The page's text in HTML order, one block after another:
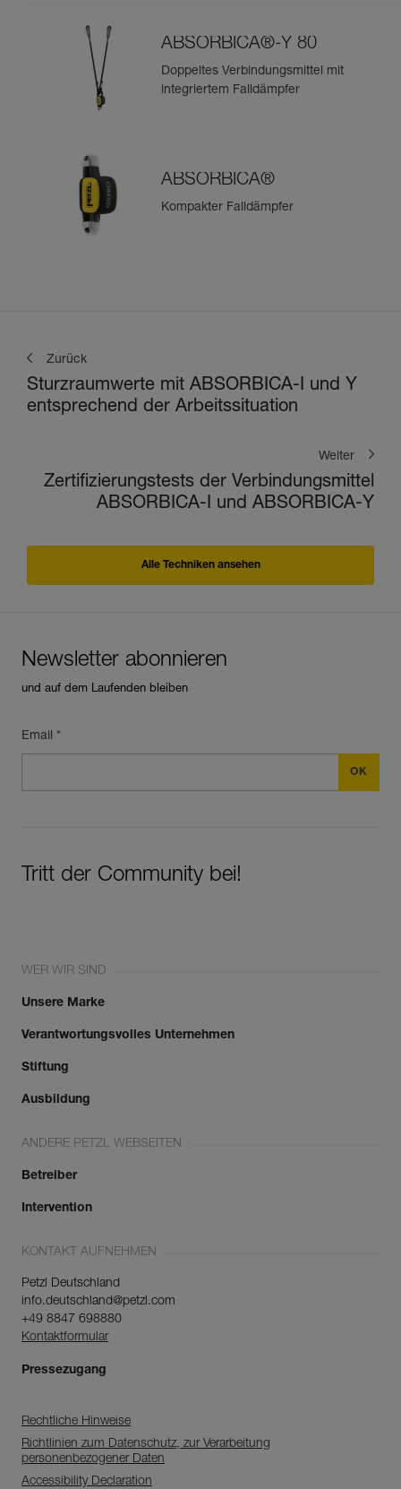
ABSORBICA®-Y 80
Doppeltes Verbindungsmittel mit
integriertem Falldämpfer
ABSORBICA®
Kompakter Falldämpfer
Zurück
Sturzraumwerte mit ABSORBICA-I und Y
entsprechend der Arbeitssituation
Weiter
Zertifizierungstests der Verbindungsmittel
ABSORBICA-I und ABSORBICA-Y
Alle Techniken ansehen
Newsletter abonnieren
und auf dem Laufenden bleiben
Email *
Tritt der Community bei!
WER WIR SIND
Unsere Marke
Verantwortungsvolles Unternehmen
Stiftung
Ausbildung
ANDERE PETZL WEBSEITEN
Betreiber
Intervention
KONTAKT AUFNEHMEN
Petzl Deutschland
info.deutschland@petzl.com
+49 8847 698880
Kontaktformular
Pressezugang
Rechtliche Hinweise
Richtlinien zum Datenschutz, zur Verarbeitung
personenbezogener Daten
Accessibility Declaration